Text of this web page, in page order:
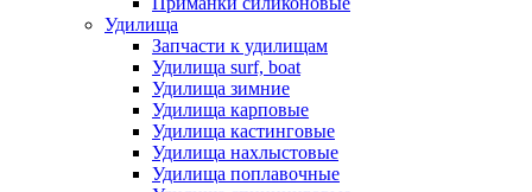
Удилища
Запчасти к удилищам
Удилища surf, boat
Удилища зимние
Удилища карповые
Удилища кастинговые
Удилища нахлыстовые
Удилища поплавочные